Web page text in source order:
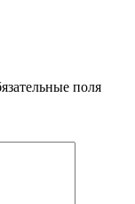
поля